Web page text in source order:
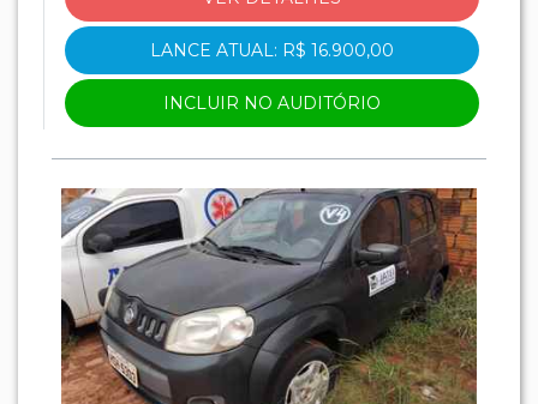
LANCE ATUAL: R$ 16.900,00
INCLUIR NO AUDITÓRIO